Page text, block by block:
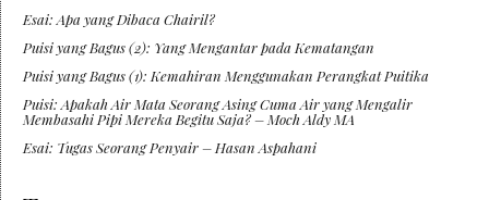
Esai: Apa yang Dibaca Chairil?
Puisi yang Bagus (2): Yang Mengantar pada Kematangan
Puisi yang Bagus (1): Kemahiran Menggunakan Perangkat Puitika
Puisi: Apakah Air Mata Seorang Asing Cuma Air yang Mengalir
Membasahi Pipi Mereka Begitu Saja? – Moch Aldy MA
Esai: Tugas Seorang Penyair – Hasan Aspahani